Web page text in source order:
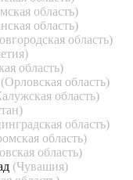
область)
область)
область)
область)
(Орловская область)
область)
область)
область)
область)
(Чувашия)